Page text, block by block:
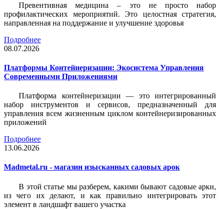
Превентивная медицина – это не просто набор
профилактических мероприятий. Это целостная стратегия,
направленная на поддержание и улучшение здоровья
Подробнее
08.07.2026
Платформы Контейнеризации: Экосистема Управления
Современными Приложениями
Платформа контейнеризации — это интегрированный
набор инструментов и сервисов, предназначенный для
управления всем жизненным циклом контейнеризированных
приложений
Подробнее
13.06.2026
Madmetal.ru - магазин изысканных садовых арок
В этой статье мы разберем, какими бывают садовые арки,
из чего их делают, и как правильно интегрировать этот
элемент в ландшафт вашего участка